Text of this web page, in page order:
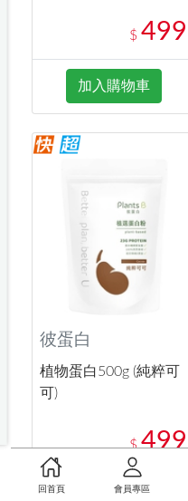
$ 499
加入購物車
彼蛋白
植物蛋白500g (純粹可
可)
$ 499
加入購物車
回首頁 會員專區